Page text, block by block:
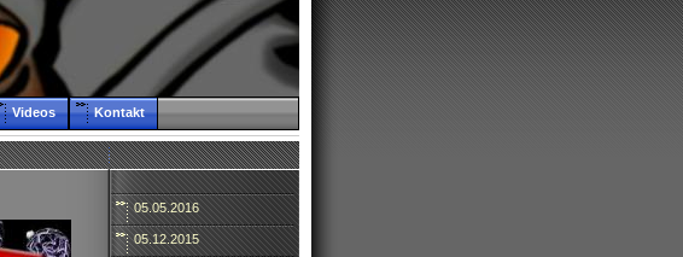
Videos Kontakt
05.05.2016
05.12.2015